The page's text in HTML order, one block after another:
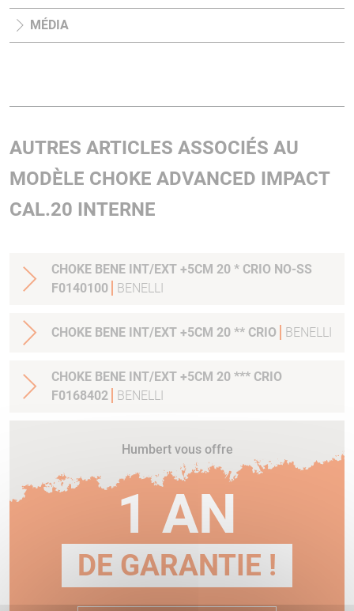
MÉDIA
AUTRES ARTICLES ASSOCIÉS AU
MODÈLE CHOKE ADVANCED IMPACT
CAL.20 INTERNE
CHOKE BENE INT/EXT +5CM 20 * CRIO NO-SS
F0140100
BENELLI
CHOKE BENE INT/EXT +5CM 20 ** CRIO BENELLI
CHOKE BENE INT/EXT +5CM 20 *** CRIO
F0168402
BENELLI
Humbert vous offre
1 AN
DE GARANTIE !